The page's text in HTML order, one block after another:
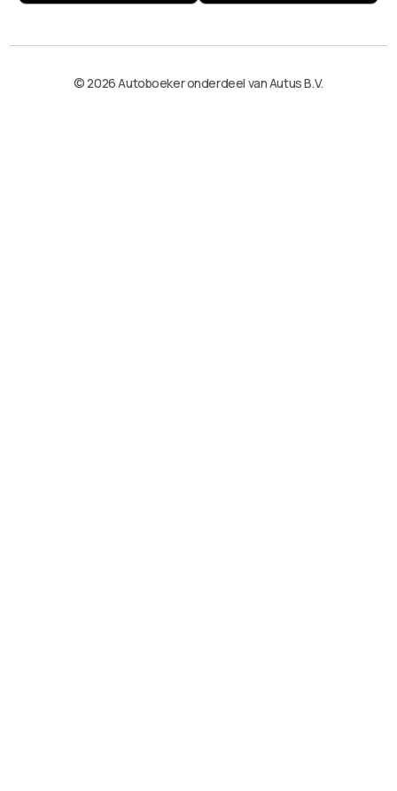
© 2026 Autoboeker onderdeel van Autus B.V.